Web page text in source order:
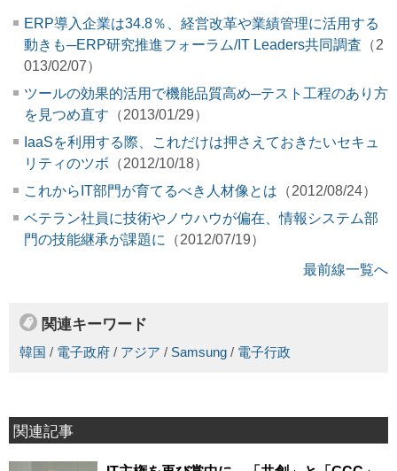
ERP導入企業は34.8％、経営改革や業績管理に活用する
動きも─ERP研究推進フォーラム/IT Leaders共同調査 （2
013/02/07）
ツールの効果的活用で機能品質高め─テスト工程のあり方
を見つめ直す （2013/01/29）
IaaSを利用する際、これだけは押さえておきたいセキュ
リティのツボ （2012/10/18）
これからIT部門が育てるべき人材像とは （2012/08/24）
ベテラン社員に技術やノウハウが偏在、情報システム部
門の技能継承が課題に
（2012/07/19）
最前線一覧へ
関連キーワード
韓国 / 電子政府 / アジア / Samsung / 電子行政
関連記事